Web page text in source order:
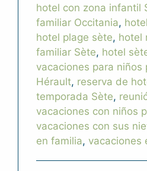
hotel con zona infantil
familiar Occitania,
hotel plage sète, hotel
familiar Sète, hotel
vacaciones para niños
Hérault, reserva de
temporada Sète,
vacaciones con niños
vacaciones con sus
en familia, vacaciones